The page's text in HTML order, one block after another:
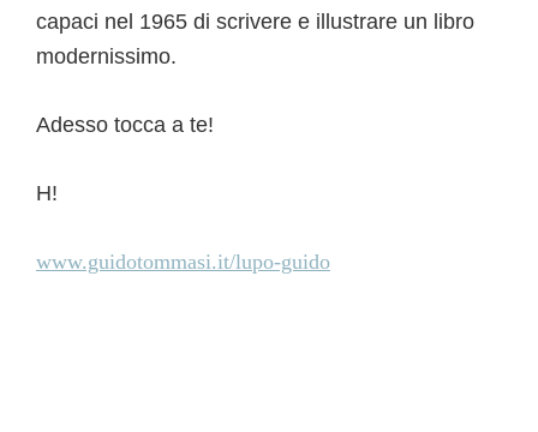
capaci nel 1965 di scrivere e illustrare un libro
modernissimo.
Adesso tocca a te!
H!
www.guidotommasi.it/lupo-guido